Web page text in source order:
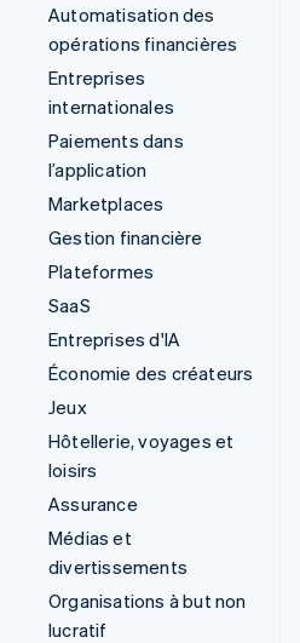
Automatisation des
opérations financières
Entreprises
internationales
Paiements dans
l’application
Marketplaces
Gestion financière
Plateformes
SaaS
Entreprises d'IA
Économie des créateurs
Jeux
Hôtellerie, voyages et
loisirs
Assurance
Médias et
divertissements
Organisations à but non
lucratif